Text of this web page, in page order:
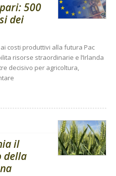
500
dei
costi produttivi alla futura Pac
risorse straordinarie e l’Irlanda
decisivo per agricoltura,
il
della